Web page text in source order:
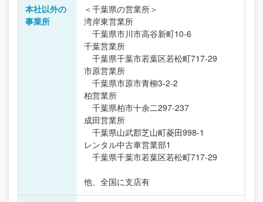
本社以外の
事業所
＜千葉県の営業所＞
湾岸東営業所
千葉県市川市高谷新町10-6
千葉営業所
千葉県千葉市若葉区若松町717-29
市原営業所
千葉県市原市青柳3-2-2
柏営業所
千葉県柏市十余二297-237
成田営業所
千葉県山武郡芝山町菱田998-1
レンタル中古車営業部1
千葉県千葉市若葉区若松町717-29
他、全国に支店有